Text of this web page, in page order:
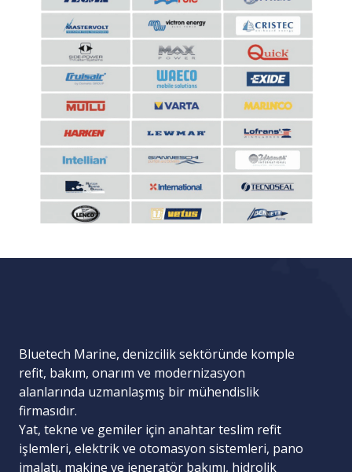
Bluetech Marine, denizcilik sektöründe komple
refit, bakım, onarım ve modernizasyon
alanlarında uzmanlaşmış bir mühendislik
firmasıdır.
Yat, tekne ve gemiler için anahtar teslim refit
işlemleri, elektrik ve otomasyon sistemleri, pano
imalatı, makine ve jeneratör bakımı, hidrolik